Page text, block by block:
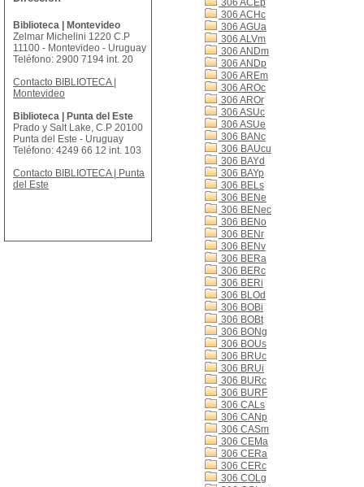
306 ACEp
306 ACHc
306 AGUa
306 ALVm
306 ANDm
306 ANDp
306 AREm
306 AROc
306 AROr
306 ASUc
306 ASUe
306 BANc
306 BAUcu
306 BAYd
306 BAYp
306 BELs
306 BENe
306 BENec
306 BENo
306 BENr
306 BENv
306 BERa
306 BERc
306 BERi
306 BLOd
306 BOBi
306 BOBt
306 BONg
306 BOUs
306 BRUc
306 BRUi
306 BURc
306 BURF
306 CALs
306 CANp
306 CASm
306 CEMa
306 CERa
306 CERc
306 COLg
Biblioteca | Montevideo
Zelmar Michelini 1220 C.P
11100 - Montevideo - Uruguay
Teléfono: 2900 7194 int. 20
Contacto BIBLIOTECA |
Montevideo
Biblioteca | Punta del Este
Prado y Salt Lake, C.P 20100
Punta del Este - Uruguay
Teléfono: 4249 66 12 int. 103
Contacto BIBLIOTECA | Punta
del Este